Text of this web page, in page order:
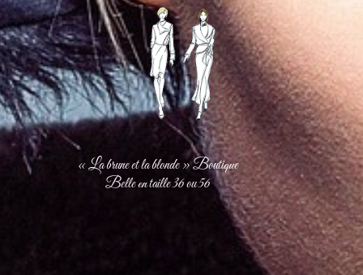
« La brune et la blonde » Boutique
Belle en taille 36 ou 56